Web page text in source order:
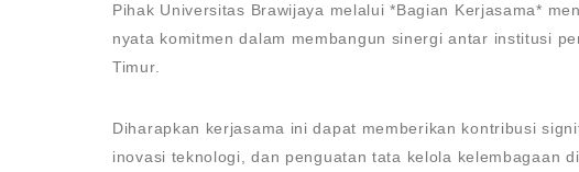
Pihak Universitas Brawijaya melalui *Bagian Kerjasama*
nyata komitmen dalam membangun sinergi antar institusi
Timur.
Diharapkan kerjasama ini dapat memberikan kontribusi
inovasi teknologi, dan penguatan tata kelola kelembagaan